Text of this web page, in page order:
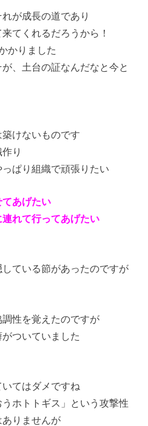
が成長の道であり
てくれるだろうから！
かりました
、土台の証なんだなと今と
けないものです
り
ぱり組織で頑張りたい
あげたい
れて行ってあげたい
ている節があったのですが
性を覚えたのですが
ついていました
てはダメですね
うホトトギス」という攻撃性
りませんが